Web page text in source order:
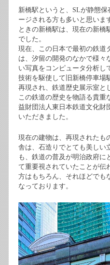
新橋駅というと、SLが静態
ージされる方も多いと思いま
ときの新橋駅は、現在の新橋
でした。
現在、この日本で最初の鉄道
は、汐留の開発のなかで様々
い写真をコンピュータ分析し
技術を駆使して旧新橋停車場
再現され、鉄道歴史展示室と
この鉄道の歴史を物語る貴重
益財団法人東日本鉄道文化財
いただきました。
現在の建物は、再現されたも
舎は、石造りでとても美しい
も、鉄道の普及が明治政府に
て重要視されていたことが伝
方はもちろん、それほどでも
なっております。